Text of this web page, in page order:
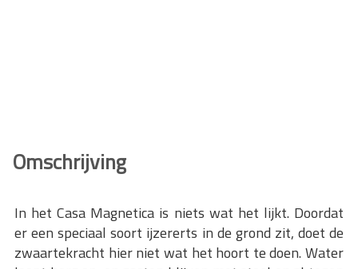
Omschrijving
In het Casa Magnetica is niets wat het lijkt. Doordat
er een speciaal soort ijzererts in de grond zit, doet de
zwaartekracht hier niet wat het hoort te doen. Water